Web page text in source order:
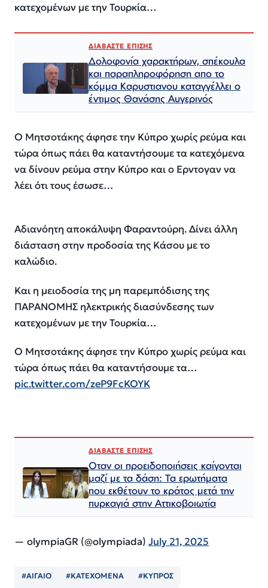
κατεχομένων με την Τουρκία…
ΔΙΑΒΑΣΤΕ ΕΠΙΣΗΣ
Δολοφονία χαρακτήρων, σπέκουλα
και παραπληροφόρηση απο το
κόμμα Καρυστιανου καταγγέλλει ο
έντιμος Θανάσης Αυγερινός
Ο Μητσοτάκης άφησε την Κύπρο χωρίς ρεύμα και
τώρα όπως πάει θα καταντήσουμε τα κατεχόμενα
να δίνουν ρεύμα στην Κύπρο και ο Ερντογαν να
λέει ότι τους έσωσε…
Αδιανόητη αποκάλυψη Φαραντούρη. Δίνει άλλη
διάσταση στην προδοσία της Κάσου με το
καλώδιο.
Και η μειοδοσία της μη παρεμπόδισης της
ΠΑΡΑΝΟΜΗΣ ηλεκτρικής διασύνδεσης των
κατεχομένων με την Τουρκία…
Ο Μητσοτάκης άφησε την Κύπρο χωρίς ρεύμα και
τώρα όπως πάει θα καταντήσουμε τα…
pic.twitter.com/zeP9FcKOYK
ΔΙΑΒΑΣΤΕ ΕΠΙΣΗΣ
Οταν οι προειδοποιήσεις καίγονται
μαζί με τα δάση: Τα ερωτήματα
που εκθέτουν το κράτος μετά την
πυρκαγιά στην Αττικοβοιωτία
— olympiaGR (@olympiada) July 21, 2025
#ΑΙΓΑΙΟ #ΚΑΤΕΧΟΜΕΝΑ #ΚΥΠΡΟΣ